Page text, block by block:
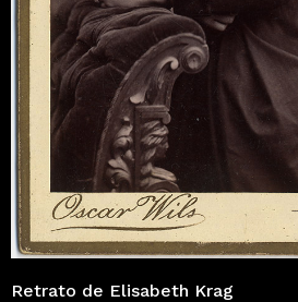
Retrato de Elisabeth Krag